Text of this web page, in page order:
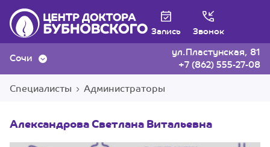
ул.Пластунская, 81
+7 (862) 555-27-08
Запись Звонок
Сочи
Специалисты
Администраторы
Александрова Светлана Витальевна